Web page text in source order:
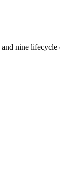
nine lifecycle